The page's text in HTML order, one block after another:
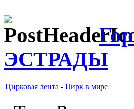
ЭСТРАДЫ
Цирковая лента - Цирк в мире